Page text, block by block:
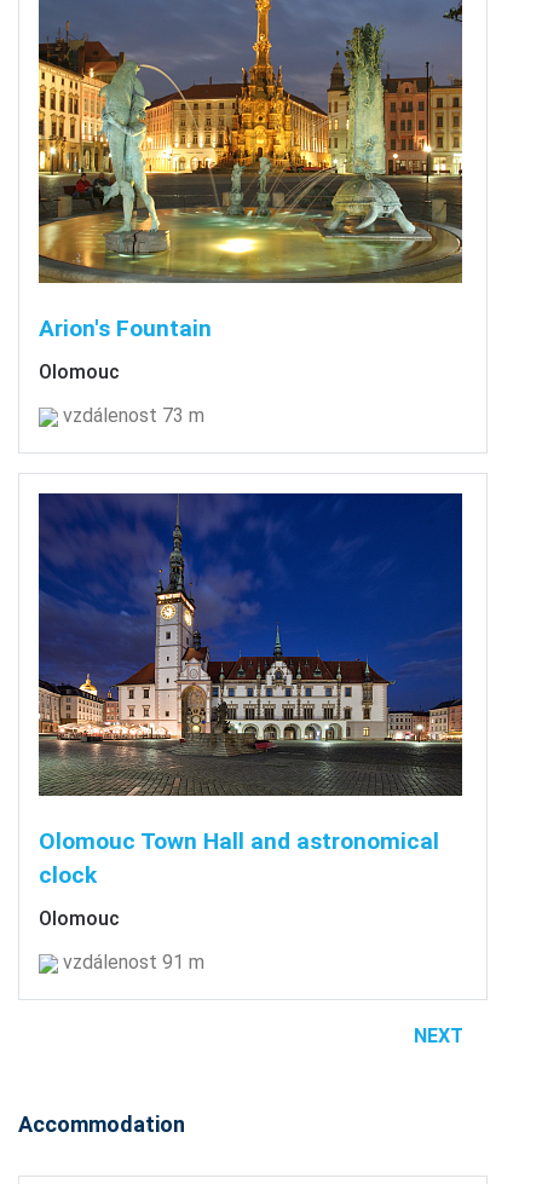
Arion's Fountain
Olomouc
vzdálenost 73 m
Olomouc Town Hall and astronomical
clock
Olomouc
vzdálenost 91 m
NEXT
Accommodation